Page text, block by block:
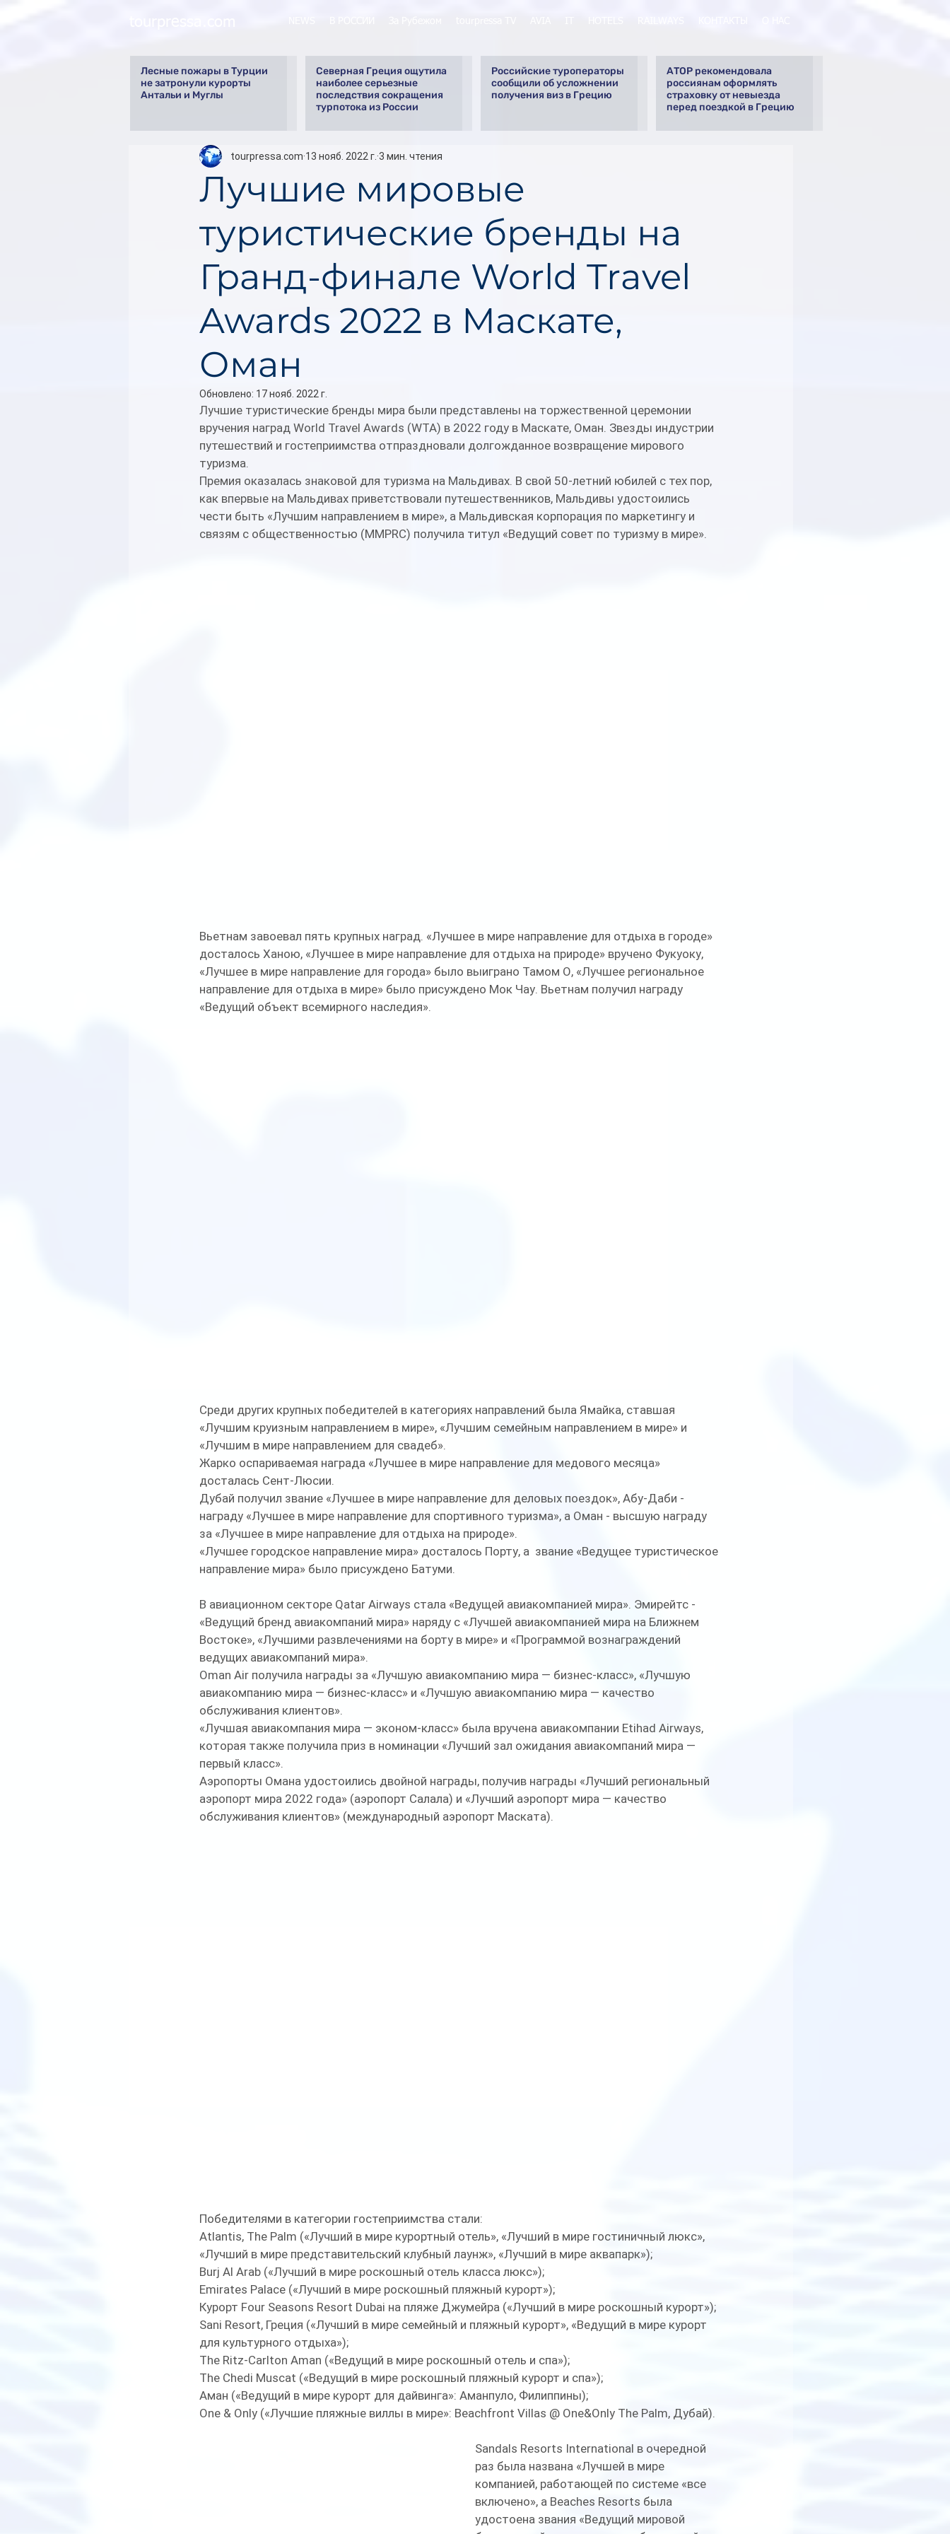
Лесные пожары в Турции
не затронули курорты
Антальи и Муглы
Северная Греция ощутила
наиболее серьезные
последствия сокращения
турпотока из России
Российские туроператоры
сообщили об усложнении
получения виз в Грецию
АТОР рекомендовала
россиянам оформлять
страховку от невыезда
перед поездкой в Грецию
Лучшие мировые
туристические бренды на
Гранд-финале World Travel
Awards 2022 в Маскате,
Оман
tourpressa.com 13 нояб. 2022 г. 3 мин. чтения
Обновлено: 17 нояб. 2022 г.
Лучшие туристические бренды мира были представлены на торжественной церемонии
вручения наград World Travel Awards (WTA) в 2022 году в Маскате, Оман. Звезды индустрии
путешествий и гостеприимства отпраздновали долгожданное возвращение мирового
туризма.
Премия оказалась знаковой для туризма на Мальдивах. В свой 50-летний юбилей с тех пор,
как впервые на Мальдивах приветствовали путешественников, Мальдивы удостоились
чести быть «Лучшим направлением в мире», а Мальдивская корпорация по маркетингу и
связям с общественностью (MMPRC) получила титул «Ведущий совет по туризму в мире».
Вьетнам завоевал пять крупных наград. «Лучшее в мире направление для отдыха в городе»
досталось Ханою, «Лучшее в мире направление для отдыха на природе» вручено Фукуоку,
«Лучшее в мире направление для города» было выиграно Тамом О, «Лучшее региональное
направление для отдыха в мире» было присуждено Мок Чау. Вьетнам получил награду
«Ведущий объект всемирного наследия».
Среди других крупных победителей в категориях направлений была Ямайка, ставшая
«Лучшим круизным направлением в мире», «Лучшим семейным направлением в мире» и
«Лучшим в мире направлением для свадеб».
Жарко оспариваемая награда «Лучшее в мире направление для медового месяца»
досталась Сент-Люсии.
Дубай получил звание «Лучшее в мире направление для деловых поездок», Абу-Даби -
награду «Лучшее в мире направление для спортивного туризма», а Оман - высшую награду
за «Лучшее в мире направление для отдыха на природе».
«Лучшее городское направление мира» досталось Порту, а  звание «Ведущее туристическое
направление мира» было присуждено Батуми.
В авиационном секторе Qatar Airways стала «Ведущей авиакомпанией мира». Эмирейтс -
«Ведущий бренд авиакомпаний мира» наряду с «Лучшей авиакомпанией мира на Ближнем
Востоке», «Лучшими развлечениями на борту в мире» и «Программой вознаграждений
ведущих авиакомпаний мира».
Oman Air получила награды за «Лучшую авиакомпанию мира — бизнес-класс», «Лучшую
авиакомпанию мира — бизнес-класс» и «Лучшую авиакомпанию мира — качество
обслуживания клиентов».
«Лучшая авиакомпания мира — эконом-класс» была вручена авиакомпании Etihad Airways,
которая также получила приз в номинации «Лучший зал ожидания авиакомпаний мира —
первый класс».
Аэропорты Омана удостоились двойной награды, получив награды «Лучший региональный
аэропорт мира 2022 года» (аэропорт Салала) и «Лучший аэропорт мира — качество
обслуживания клиентов» (международный аэропорт Маската).
Победителями в категории гостеприимства стали:
Atlantis, The Palm («Лучший в мире курортный отель», «Лучший в мире гостиничный люкс»,
«Лучший в мире представительский клубный лаунж», «Лучший в мире аквапарк»);
Burj Al Arab («Лучший в мире роскошный отель класса люкс»);
Emirates Palace («Лучший в мире роскошный пляжный курорт»);
Курорт Four Seasons Resort Dubai на пляже Джумейра («Лучший в мире роскошный курорт»);
Sani Resort, Греция («Лучший в мире семейный и пляжный курорт», «Ведущий в мире курорт
для культурного отдыха»);
The Ritz-Carlton Aman («Ведущий в мире роскошный отель и спа»);
The Chedi Muscat («Ведущий в мире роскошный пляжный курорт и спа»);
Аман («Ведущий в мире курорт для дайвинга»: Аманпуло, Филиппины);
One & Only («Лучшие пляжные виллы в мире»: Beachfront Villas @ One&Only The Palm, Дубай).
Sandals Resorts International в очередной
раз была названа «Лучшей в мире
компанией, работающей по системе «все
включено», а Beaches Resorts была
удостоена звания «Ведущий мировой